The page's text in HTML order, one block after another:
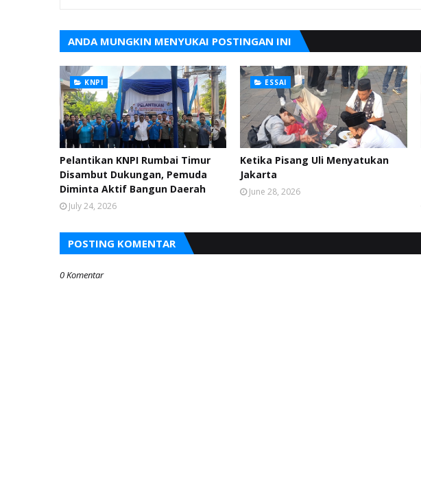
ANDA MUNGKIN MENYUKAI POSTINGAN INI
KNPI
Pelantikan KNPI Rumbai Timur
Disambut Dukungan, Pemuda
Diminta Aktif Bangun Daerah
July 24, 2026
ESSAI
Ketika Pisang Uli Menyatukan
Jakarta
June 28, 2026
POSTING KOMENTAR
0 Komentar